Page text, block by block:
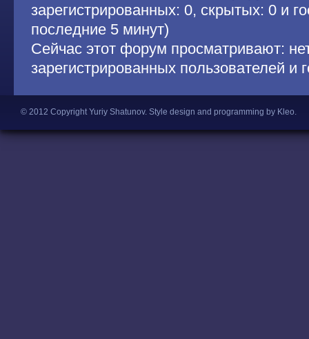
зарегистрированных: 0, скрытых: 0 и
последние 5 минут)
Сейчас этот форум просматривают:
зарегистрированных пользователей и
© 2012 Copyright Yuriy Shatunov. Style design and programming by Kleo.